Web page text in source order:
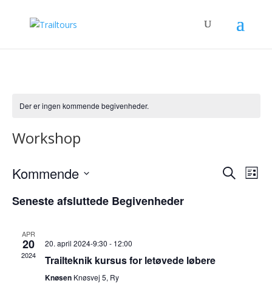
Der er ingen kommende begivenheder.
Workshop
Søg
Liste
Kommende
dato.
Seneste afsluttede Begivenheder
APR
20
2024
20. april 2024-9:30 - 12:00
Trailteknik kursus for letøvede løbere
Knøsen Knøsvej 5, Ry